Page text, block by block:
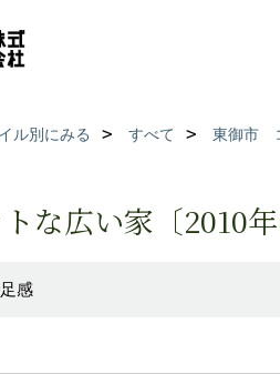
ル別にみる すべて 東御市
な広い家〔2010
感